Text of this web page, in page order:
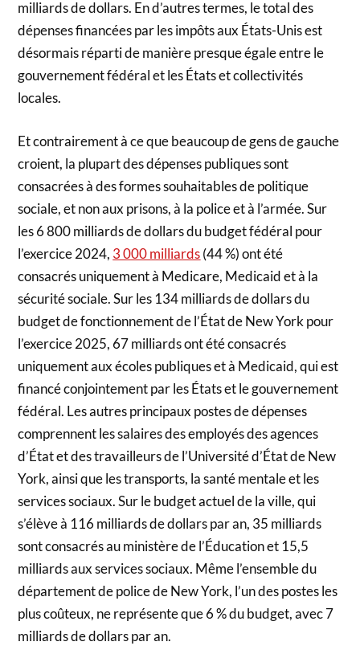
milliards de dollars. En d’autres termes, le total des
dépenses financées par les impôts aux États-Unis est
désormais réparti de manière presque égale entre le
gouvernement fédéral et les États et collectivités
locales.
Et contrairement à ce que beaucoup de gens de gauche
croient, la plupart des dépenses publiques sont
consacrées à des formes souhaitables de politique
sociale, et non aux prisons, à la police et à l’armée. Sur
les 6 800 milliards de dollars du budget fédéral pour
l’exercice 2024, 3 000 milliards(44 %) ont été
consacrés uniquement à Medicare, Medicaid et à la
sécurité sociale. Sur les 134 milliards de dollars du
budget de fonctionnement de l’État de New York pour
l’exercice 2025, 67 milliards ont été consacrés
uniquement aux écoles publiques et à Medicaid, qui est
financé conjointement par les États et le gouvernement
fédéral. Les autres principaux postes de dépenses
comprennent les salaires des employés des agences
d’État et des travailleurs de l’Université d’État de New
York, ainsi que les transports, la santé mentale et les
services sociaux. Sur le budget actuel de la ville, qui
s’élève à 116 milliards de dollars par an, 35 milliards
sont consacrés au ministère de l’Éducation et 15,5
milliards aux services sociaux. Même l’ensemble du
département de police de New York, l’un des postes les
plus coûteux, ne représente que 6 % du budget, avec 7
milliards de dollars par an.